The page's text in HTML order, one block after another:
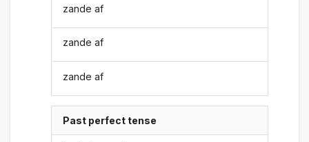
zande af
zande af
zande af
Past perfect tense